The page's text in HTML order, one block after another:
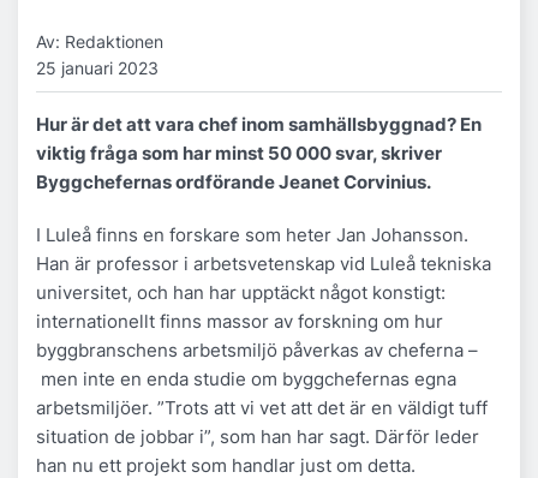
Av: Redaktionen
25 januari 2023
Hur är det att vara chef inom samhällsbyggnad? En
viktig fråga som har minst 50 000 svar, skriver
Byggchefernas ordförande Jeanet Corvinius.
I Luleå finns en forskare som heter Jan Johansson.
Han är professor i arbetsvetenskap vid Luleå tekniska
universitet, och han har upptäckt något konstigt:
internationellt finns massor av forskning om hur
byggbranschens arbetsmiljö påverkas av cheferna –
men inte en enda studie om byggchefernas egna
arbetsmiljöer. ”Trots att vi vet att det är en väldigt tuff
situation de jobbar i”, som han har sagt. Därför leder
han nu ett projekt som handlar just om detta.